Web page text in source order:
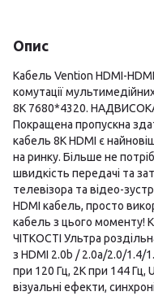
Опис
Кабель Vention HDMI-
комутації
8K 7680*4320.
Покращена пропускна
кабель 8K HDMI є
на ринку. Більше не
швидкість передачі та
телевізора та відео-
HDMI кабель, просто
кабель з цього моменту!
ЧІТКОСТІ Ультра
з HDMI 2.0b / 2.0a/2.0/1.4/
при 120 Гц, 2K при 144 Гц,
візуальні ефекти,